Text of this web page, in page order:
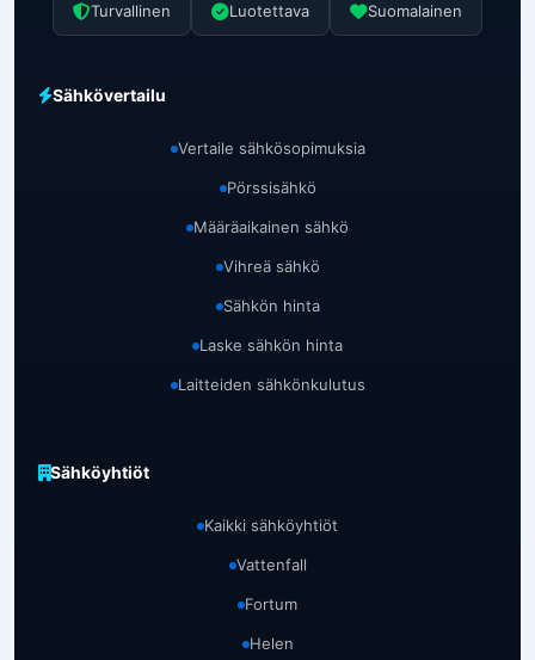
Turvallinen Luotettava Suomalainen
Sähkövertailu
Vertaile sähkösopimuksia
Pörssisähkö
Määräaikainen sähkö
Vihreä sähkö
Sähkön hinta
Laske sähkön hinta
Laitteiden sähkönkulutus
Sähköyhtiöt
Kaikki sähköyhtiöt
Vattenfall
Fortum
Helen